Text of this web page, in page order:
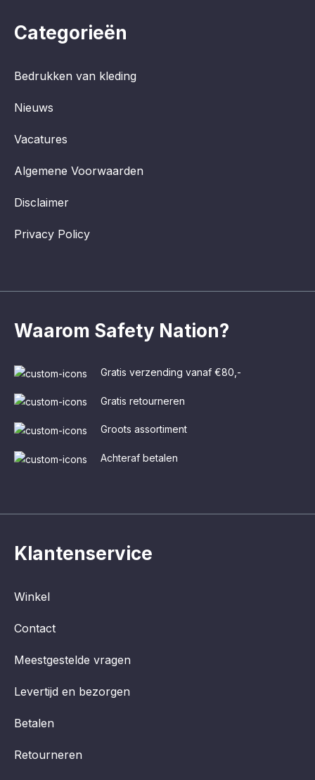
Klantenservice
Winkel
Contact
Meestgestelde vragen
Levertijd en bezorgen
Betalen
Retourneren
Waarom Safety Nation?
Gratis verzending vanaf €80,-
Gratis retourneren
Groots assortiment
Achteraf betalen
Categorieën
Bedrukken van kleding
Nieuws
Vacatures
Algemene Voorwaarden
Disclaimer
Privacy Policy